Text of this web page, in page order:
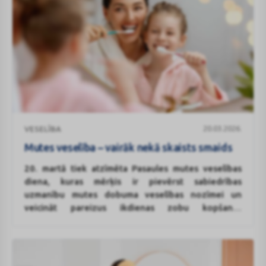
veselība
nekā
skaists
smaids
VESELĪBA 20.03.2026.
Mutes veselība – vairāk nekā skaists smaids
20. martā tiek atzīmēta Pasaules mutes veselības
diena, kuras mērķis ir pievērst sabiedrības
uzmanību mutes dobuma veselības nozīmei un
veicināt pareizus ikdienas zobu kopšanas
universitātes Stomatoloģijas Institūta Estētikas